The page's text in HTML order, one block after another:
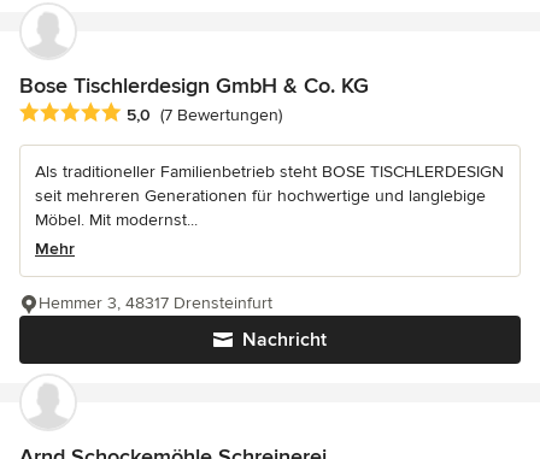
Bose Tischlerdesign GmbH & Co. KG
Durchschnittliche Bewertung: 5 von 5 Sternen
5,0 (7 Bewertungen)
Als traditioneller Familienbetrieb steht BOSE TISCHLERDESIGN
seit mehreren Generationen für hochwertige und langlebige
Möbel. Mit modernst...
Mehr
Nachricht
Hemmer 3, 48317 Drensteinfurt